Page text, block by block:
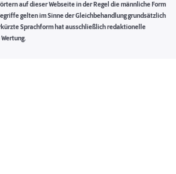
auf dieser Webseite in der Regel die männliche Form
gelten im Sinne der Gleichbehandlung grundsätzlich
Sprachform hat ausschließlich redaktionelle